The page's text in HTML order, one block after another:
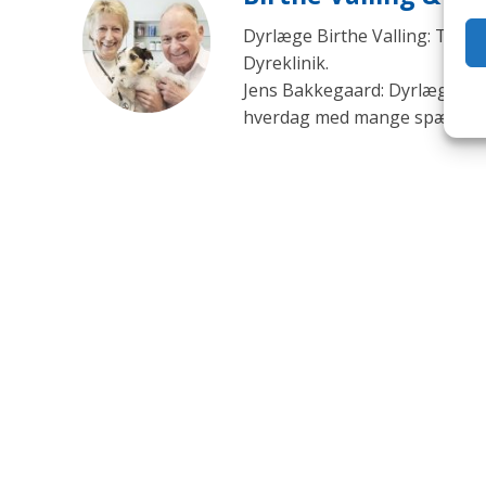
Dyrlæge Birthe Valling: Til
Dyreklinik.
Jens Bakkegaard: Dyrlæge
hverdag med mange